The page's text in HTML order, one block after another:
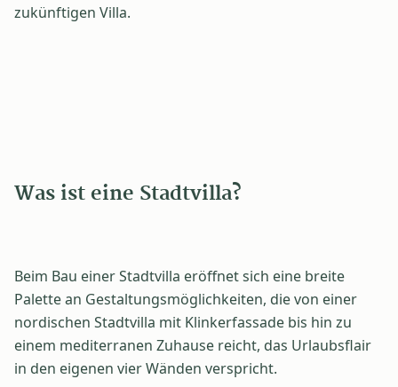
zukünftigen Villa.
Was ist eine Stadtvilla?
Beim Bau einer Stadtvilla eröffnet sich eine breite
Palette an Gestaltungsmöglichkeiten, die von einer
nordischen Stadtvilla mit Klinkerfassade bis hin zu
einem mediterranen Zuhause reicht, das Urlaubsflair
in den eigenen vier Wänden verspricht.